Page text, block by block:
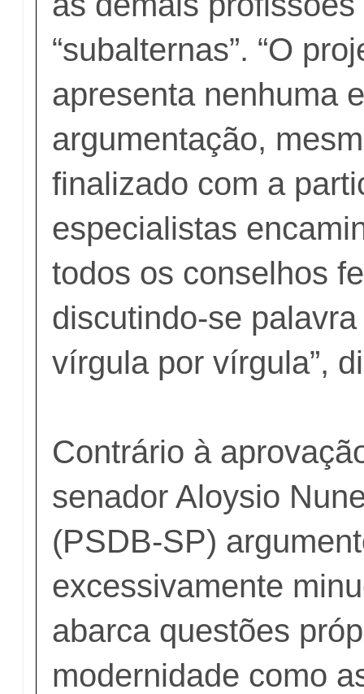
“subalternas”. “O
apresenta nenhuma
argumentação,
finalizado com a
especialistas
todos os conselhos
discutindo-se
vírgula por vírgula”,
Contrário à
senador Aloysio
(PSDB-SP)
excessivamente
abarca questões
modernidade como